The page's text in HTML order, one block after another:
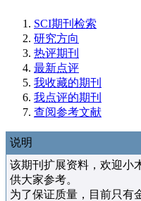
SCI期刊检索
研究方向
热评期刊
最新点评
我收藏的期刊
我点评的期刊
查阅参考文献
说明
该期刊扩展资料，欢迎小
供大家参考。
为了保证质量，目前只有